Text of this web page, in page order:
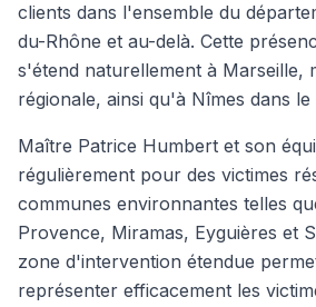
clients dans l'ensemble du
du-Rhône et au-delà. Cette
s'étend naturellement à Marseille,
régionale, ainsi qu'à Nîmes dans le
Maître Patrice Humbert et son
régulièrement pour des victimes
communes environnantes telles
Provence, Miramas, Eyguières et
zone d'intervention étendue
représenter efficacement les